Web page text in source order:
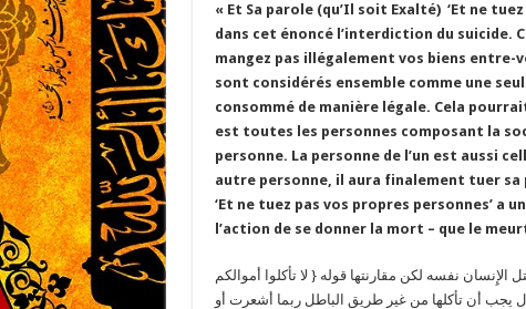
« Et Sa parole (qu’Il soit Exalté) ‘Et ne
dans cet énoncé l’interdiction du suicide.
mangez pas illégalement vos biens entre-
sont considérés ensemble comme une
consommé de manière légale. Cela
est toutes les personnes composant la
personne. La personne de l’un est aussi
autre personne, il aura finalement tuer
‘Et ne tuez pas vos propres personnes’ a
l’action de se donner la mort – que le
الإِنسان نفسه لكن مقارنتها قوله { لا تأكلوا أموالكم
يجب أن تأكلها من غير طريق الباطل ربما أشعرت أو